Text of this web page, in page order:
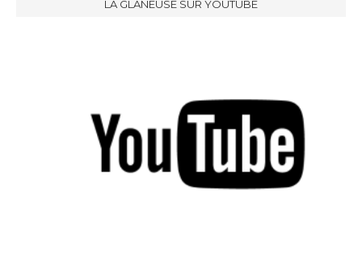
LA GLANEUSE SUR YOUTUBE